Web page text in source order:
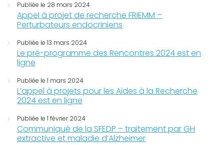
Publiée le 28 mars 2024
Appel à projet de recherche FRIEMM –
Perturbateurs endocriniens
Publiée le 13 mars 2024
Le pré-programme des Rencontres 2024 est en
ligne
Publiée le 1 mars 2024
L’appel à projets pour les Aides à la Recherche
2024 est en ligne
Publiée le 1 février 2024
Communiqué de la SFEDP – traitement par GH
extractive et maladie d’Alzheimer